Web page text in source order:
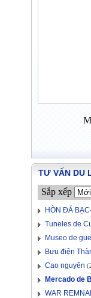
TƯ VẤN DU
Sắp xếp
HÒN ĐÁ
Tuneles de
Museo de
Bưu điện
Cao nguyên
Mercado de
WAR